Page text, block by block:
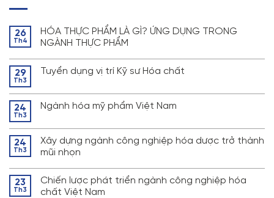
26
Th4
HÓA THỰC PHẨM LÀ GÌ? ỨNG DỤNG TRONG
NGÀNH THỰC PHẨM
29
Th3
Tuyển dụng vị trí Kỹ sư Hóa chất
24
Th3
Ngành hóa mỹ phẩm Việt Nam
24
Th3
Xây dựng ngành công nghiệp hóa dược trở thành
mũi nhọn
23
Th3
Chiến lược phát triển ngành công nghiệp hóa
chất Việt Nam